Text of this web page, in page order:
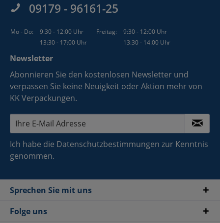
09179 - 96161-25
Mo - Do: 9:30 - 12:00 Uhr Freitag:
9:30 - 12:00 Uhr
13:30 - 17:00 Uhr
13:30 - 14:00 Uhr
Newsletter
Abonnieren Sie den kostenlosen Newsletter und
verpassen Sie keine Neuigkeit oder Aktion mehr von
KK Verpackungen.
Ich habe die Datenschutzbestimmungen zur Kenntnis
genommen.
Sprechen Sie mit uns
Folge uns